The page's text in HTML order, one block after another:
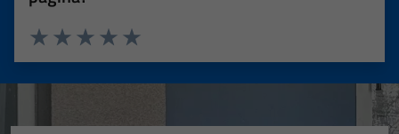
Valuta 5 stelle su 5
Valuta 4 stelle su 5
Valuta 3 stelle su 5
Valuta 2 stelle su 5
Valuta 1 stelle su 5